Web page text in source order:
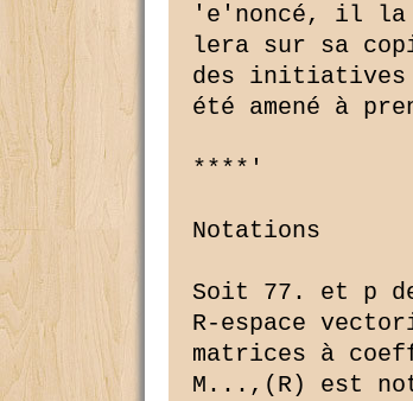
'e'noncé, il la
lera sur sa
des
été amené à
****'
Notations
Soit 77. et p
R-espace
matrices à
M...,(R) est